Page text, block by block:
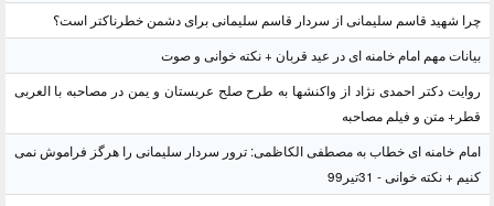
چرا شهید قاسم سلیمانی از سردار قاسم سلیمانی برای دشمن خطرناکتر است؟
بیانات مهم امام خامنه ای در عید قربان + نکته خوانی و صوت
روایت دکتر احمدی نژاد از واکنشها به طرح صلح عربستان و یمن در مصاحبه با العربی
قطر+ متن و فیلم مصاحبه
امام خامنه ای خطاب به مصطفی الکاظمی: ترور سردار سلیمانی را هرگز فراموش نمی
کنیم + نکته خوانی - 31تیر99